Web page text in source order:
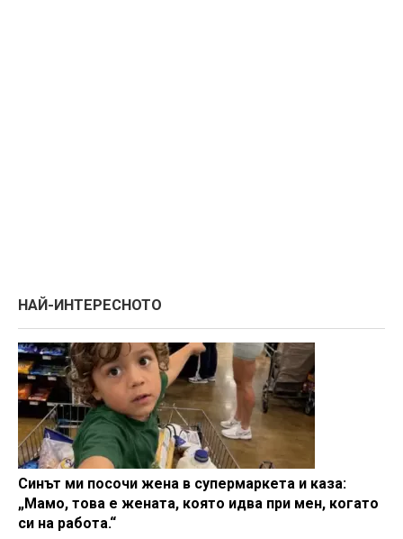
НАЙ-ИНТЕРЕСНОТО
Синът ми посочи жена в супермаркета и каза:
„Мамо, това е жената, която идва при мен, когато
си на работа.“